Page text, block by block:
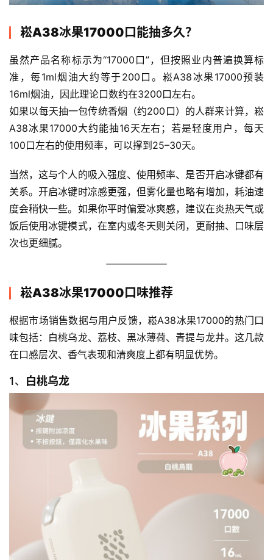
崧A38冰果17000口能抽多久？
虽然产品名称标示为“17000口”，但按照业内普遍换算标
准，每1ml烟油大约等于200口。崧A38冰果17000预装
16ml烟油，因此理论口数约在3200口左右。
如果以每天抽一包传统香烟（约200口）的人群来计算，崧
A38冰果17000大约能抽16天左右；若是轻度用户，每天
100口左右的使用频率，可以撑到25–30天。
当然，这与个人的吸入强度、使用频率、是否开启冰键都有
关系。开启冰键时凉感更强，但雾化量也略有增加，耗油速
度会稍快一些。如果你平时偏爱冰爽感，建议在炎热天气或
饭后使用冰键模式，在室内或冬天则关闭，更耐抽、口味层
次也更细腻。
崧A38冰果17000口味推荐
根据市场销售数据与用户反馈，崧A38冰果17000的热门口
味包括：白桃乌龙、荔枝、黑冰薄荷、青提与龙井。这几款
在口感层次、香气表现和清爽度上都有明显优势。
1、 白桃乌龙